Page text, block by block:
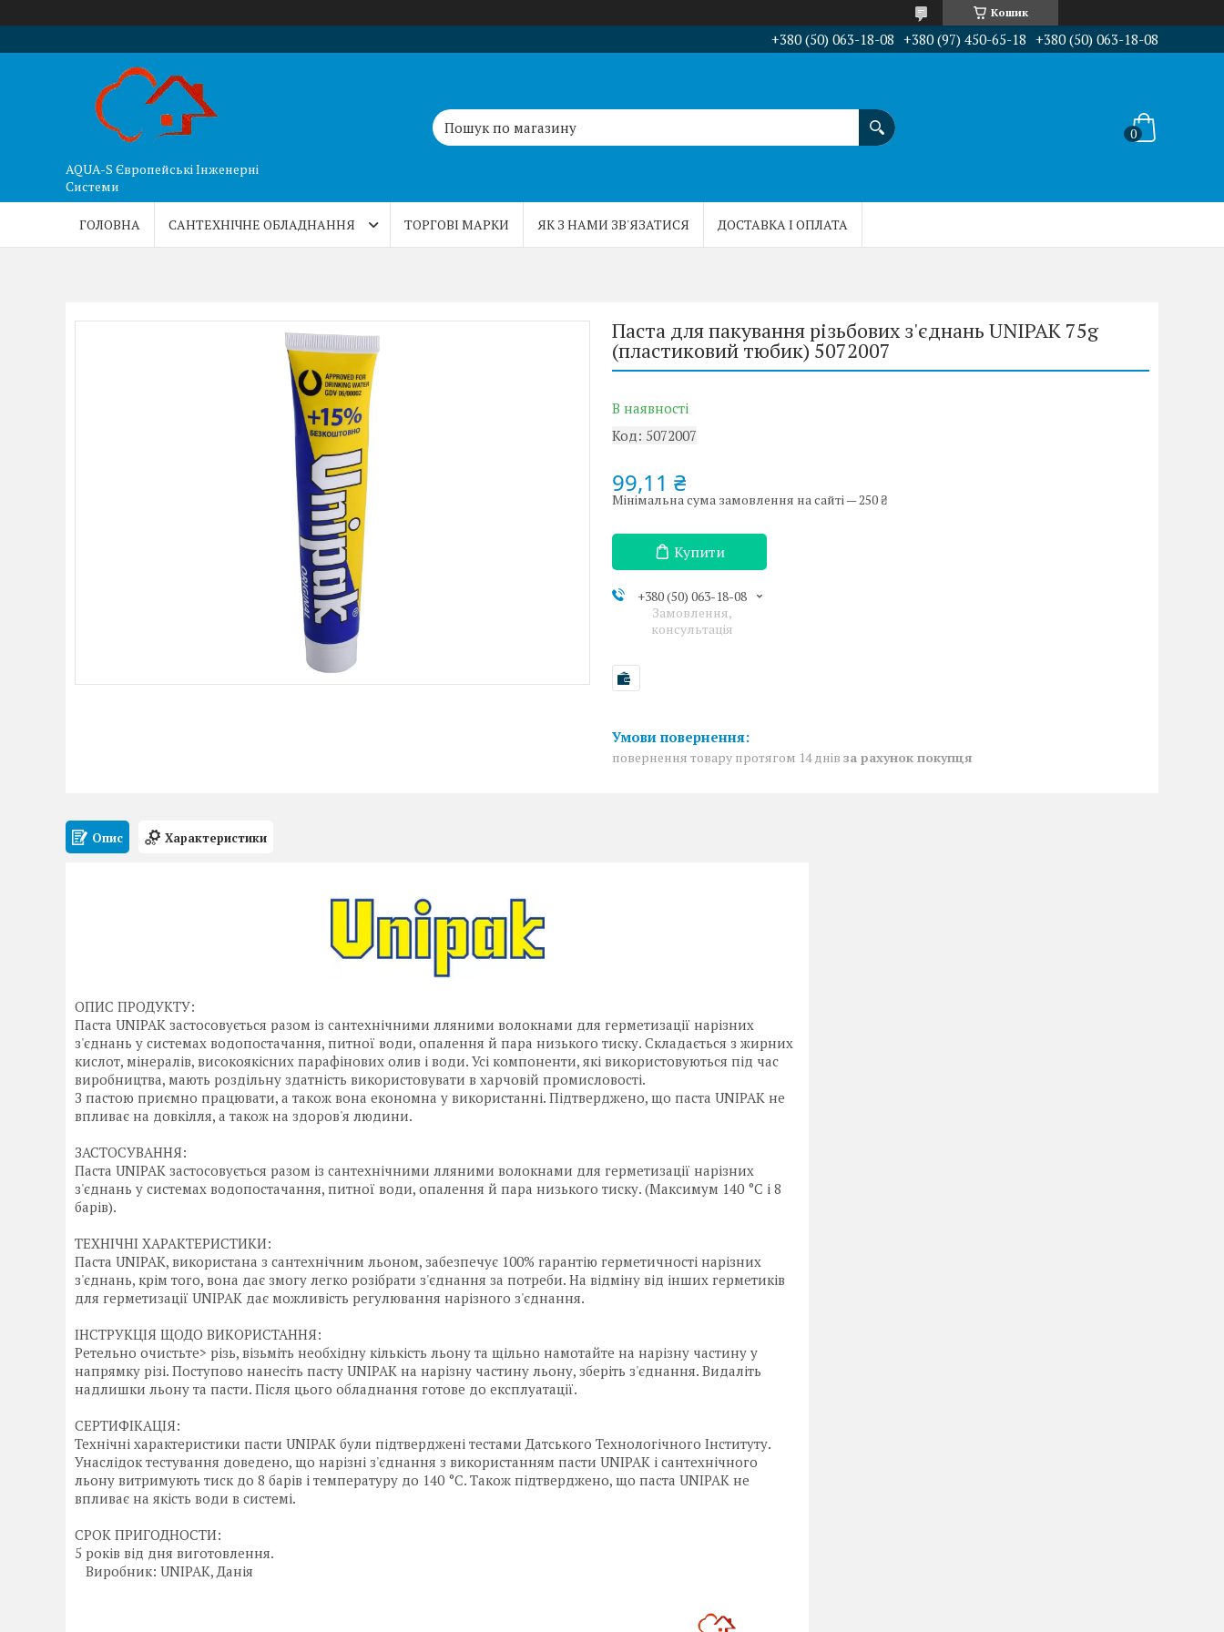
Кошик
+380 (50) 063-18-08 +380 (97) 450-65-18 +380 (50) 063-18-08
AQUA-S Європейські Інженерні
Системи
ГОЛОВНА САНТЕХНІЧНЕ ОБЛАДНАННЯ ТОРГОВІ МАРКИ ЯК З НАМИ ЗВ'ЯЗАТИСЯ ДОСТАВКА І ОПЛАТА
Паста для пакування різьбових з'єднань UNIPAK 75g
(пластиковий тюбик) 5072007
В наявності
Код: 5072007
99,11 ₴
Мінімальна сума замовлення на сайті — 250 ₴
Купити
+380 (50) 063-18-08
Замовлення,
консультація
повернення товару протягом 14 днів за рахунок покупця
Опис Характеристики
ОПИС ПРОДУКТУ:
Паста UNIPAK застосовується разом із сантехнічними лляними волокнами для герметизації нарізних
з'єднань у системах водопостачання, питної води, опалення й пара низького тиску. Складається з жирних
кислот, мінералів, високоякісних парафінових олив і води. Усі компоненти, які використовуються під час
виробництва, мають роздільну здатність використовувати в харчовій промисловості.
З пастою приємно працювати, а також вона економна у використанні. Підтверджено, що паста UNIPAK не
впливає на довкілля, а також на здоров'я людини.
ЗАСТОСУВАННЯ:
Паста UNIPAK застосовується разом із сантехнічними лляними волокнами для герметизації нарізних
з'єднань у системах водопостачання, питної води, опалення й пара низького тиску. (Максимум 140 °C і 8
барів).
ТЕХНІЧНІ ХАРАКТЕРИСТИКИ:
Паста UNIPAK, використана з сантехнічним льоном, забезпечує 100% гарантію герметичності нарізних
з'єднань, крім того, вона дає змогу легко розібрати з'єднання за потреби. На відміну від інших герметиків
для герметизації UNIPAK дає можливість регулювання нарізного з'єднання.
ІНСТРУКЦІЯ ЩОДО ВИКОРИСТАННЯ:
Ретельно очистьте> різь, візьміть необхідну кількість льону та щільно намотайте на нарізну частину у
напрямку різі. Поступово нанесіть пасту UNIPAK на нарізну частину льону, зберіть з'єднання. Видаліть
надлишки льону та пасти. Після цього обладнання готове до експлуатації.
СЕРТИФІКАЦІЯ:
Технічні характеристики пасти UNIPAK були підтверджені тестами Датського Технологічного Інституту.
Унаслідок тестування доведено, що нарізні з'єднання з використанням пасти UNIPAK і сантехнічного
льону витримують тиск до 8 барів і температуру до 140 °C. Також підтверджено, що паста UNIPAK не
впливає на якість води в системі.
СРОК ПРИГОДНОСТИ:
5 років від дня виготовлення.
Виробник: UNIPAK, Данія